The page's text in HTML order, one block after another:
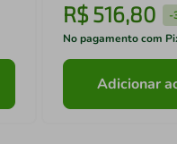
R$516,80 -
No pagamento com
Adicionar